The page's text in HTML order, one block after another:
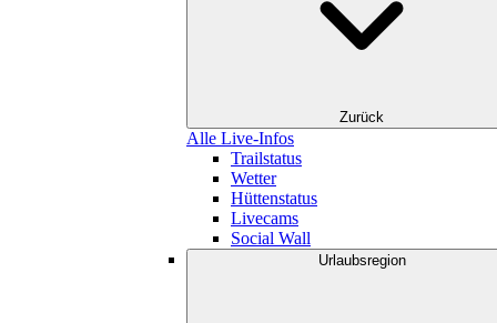
Zurück
Alle Live-Infos
Trailstatus
Wetter
Hüttenstatus
Livecams
Social Wall
Urlaubsregion